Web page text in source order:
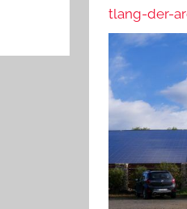
tlang-der-